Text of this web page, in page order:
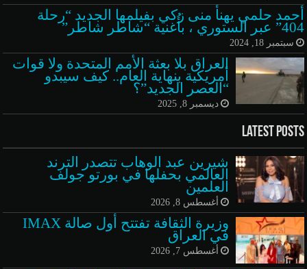
أحمد حلمي يهنأ منى زكي بفيلمها الجديد “رحلة
404” عبر الستوري ، بأُغنية “شاطر شاطر”
سبتمبر 18, 2024
العراق بلا بعثة الأمم المتحدة ولا قوات
أمريكية بنهاية العام.. كيف سيبدو
“العصر الجديد”؟
ديسمبر 8, 2025
Latest Posts
شيرين عبد الوهاب تتصدر الترند
العالمي بحفلها في بورتو جولف
العلمين
أغسطس 8, 2026
وزيرة الثقافة تفتتح أول صالة IMAX
في العراق
أغسطس 7, 2026